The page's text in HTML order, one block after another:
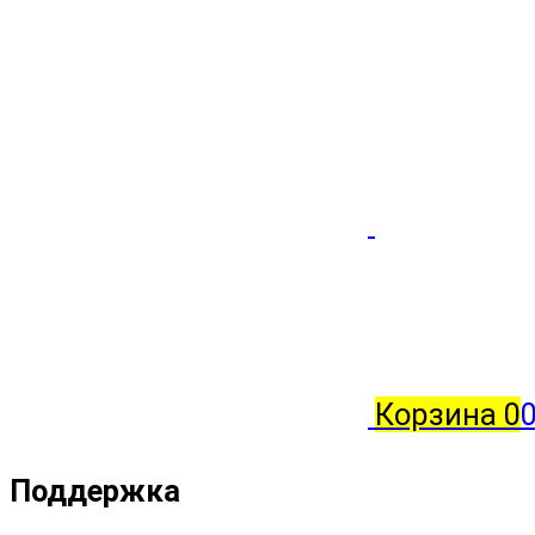
Корзина 0
Поддержка